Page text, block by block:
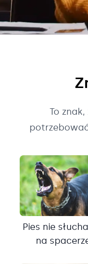
To
Pies nie
na